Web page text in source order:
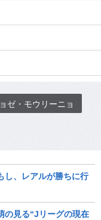
ゼ・モウリーニョ
し、レアルが勝ちに行
の見る“Jリーグの現在